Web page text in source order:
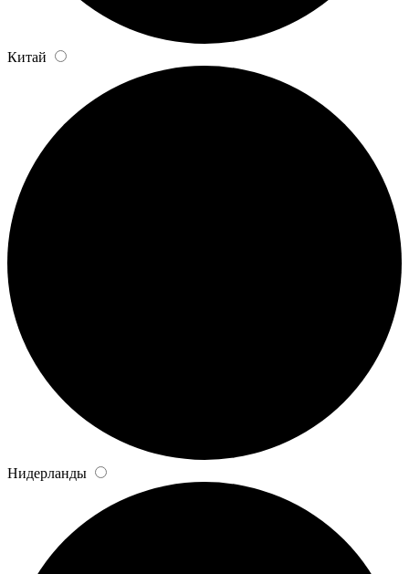
Китай
Нидерланды